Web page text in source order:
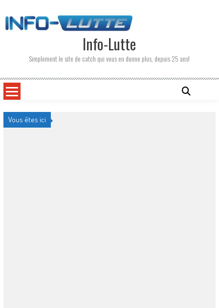
to
content
Info-Lutte
Simplement le site de catch qui vous en donne plus, depuis 25 ans!
Vous êtes ici